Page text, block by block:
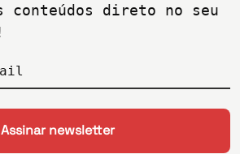
conteúdos direto no seu